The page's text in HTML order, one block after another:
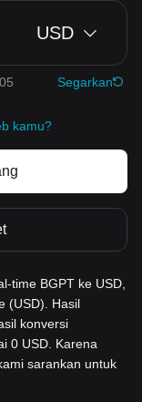
USD
Segarkan
kamu?
time BGPT ke USD,
(USD). Hasil
konversi
0 USD. Karena
sarankan untuk